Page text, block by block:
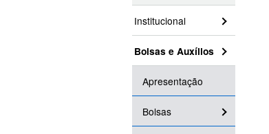
Institucional
Bolsas e Auxílios
Apresentação
Bolsas